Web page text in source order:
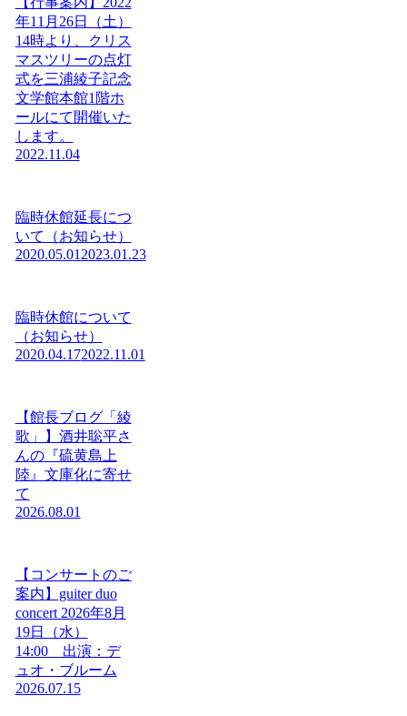
年11月26日（土）
14時より、クリス
マスツリーの点灯
式を三浦綾子記念
文学館本館1階ホ
ールにて開催いた
します。
2022.11.04
臨時休館延長につ
いて（お知らせ）
2020.05.01 2023.01.23
臨時休館について
（お知らせ）
2020.04.172022.11.01
【館長ブログ「綾
歌」】酒井聡平さ
んの『硫黄島上
陸』文庫化に寄せ
て
2026.08.01
【コンサートのご
案内】guiter duo
concert 2026年8月
19日（水）
14:00 出演：デ
ュオ・ブルーム
2026.07.15